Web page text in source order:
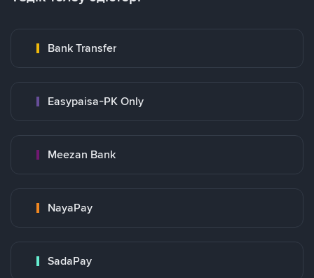
Bank Transfer
Easypaisa-PK Only
Meezan Bank
NayaPay
SadaPay